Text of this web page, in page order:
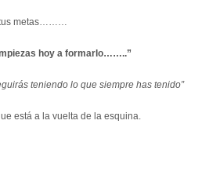
tus metas………
hoy a formarlo……..”
teniendo lo que siempre has tenido”
está a la vuelta de la esquina.